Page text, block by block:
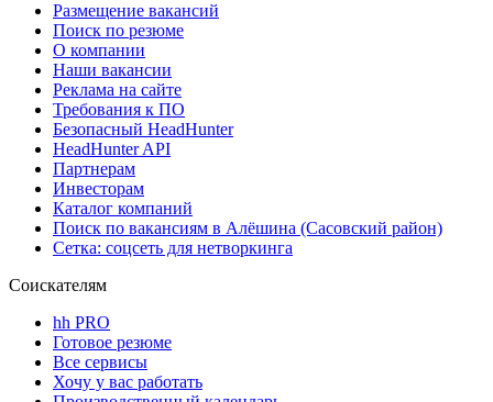
Размещение вакансий
Поиск по резюме
О компании
Наши вакансии
Реклама на сайте
Требования к ПО
Безопасный HeadHunter
HeadHunter API
Партнерам
Инвесторам
Каталог компаний
Поиск по вакансиям в Алёшина (Сасовский район)
Сетка: соцсеть для нетворкинга
Соискателям
hh PRO
Готовое резюме
Все сервисы
Хочу у вас работать